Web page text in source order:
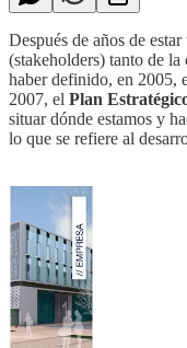
Después de años de
(stakeholders) tanto de
haber definido, en 2005,
2007, el Plan
situar dónde estamos y
lo que se refiere al